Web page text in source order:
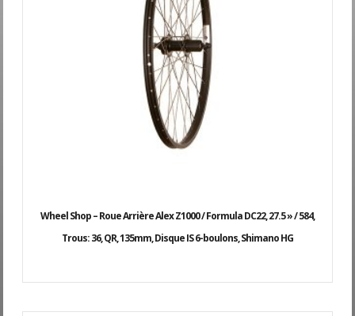
Wheel Shop – Roue Arrière Alex Z1000 / Formula DC22, 27.5 » / 584,
Trous: 36, QR, 135mm, Disque IS 6-boulons, Shimano HG